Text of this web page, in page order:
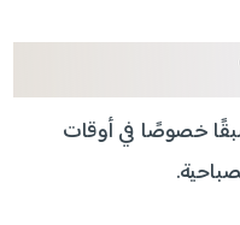
خصوصًا في أوقات